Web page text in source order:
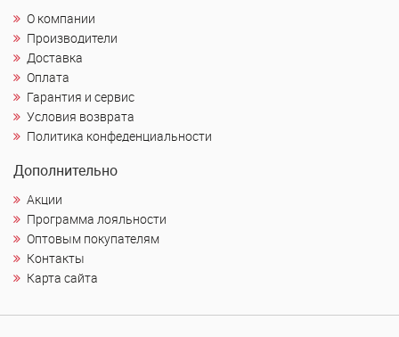
О компании
Производители
Доставка
Оплата
Гарантия и сервис
Условия возврата
Политика конфеденциальности
Дополнительно
Акции
Программа лояльности
Оптовым покупателям
Контакты
Карта сайта